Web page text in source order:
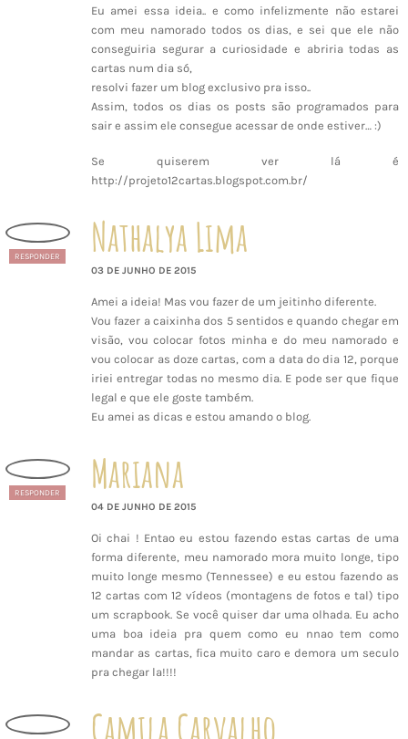
Eu amei essa ideia.. e como infelizmente não estarei
com meu namorado todos os dias, e sei que ele não
conseguiria segurar a curiosidade e abriria todas as
cartas num dia só,
resolvi fazer um blog exclusivo pra isso..
Assim, todos os dias os posts são programados para
sair e assim ele consegue acessar de onde estiver… :)
Se quiserem ver lá é
http://projeto12cartas.blogspot.com.br/
RESPONDER Nathalya Lima
03 DE JUNHO DE 2015
Amei a ideia! Mas vou fazer de um jeitinho diferente.
Vou fazer a caixinha dos 5 sentidos e quando chegar em
visão, vou colocar fotos minha e do meu namorado e
vou colocar as doze cartas, com a data do dia 12, porque
iriei entregar todas no mesmo dia. E pode ser que fique
legal e que ele goste também.
Eu amei as dicas e estou amando o blog.
RESPONDER Mariana
04 DE JUNHO DE 2015
Oi chai ! Entao eu estou fazendo estas cartas de uma
forma diferente, meu namorado mora muito longe, tipo
muito longe mesmo (Tennessee) e eu estou fazendo as
12 cartas com 12 vídeos (montagens de fotos e tal) tipo
um scrapbook. Se você quiser dar uma olhada. Eu acho
uma boa ideia pra quem como eu nnao tem como
mandar as cartas, fica muito caro e demora um seculo
pra chegar la!!!!
Camila Carvalho